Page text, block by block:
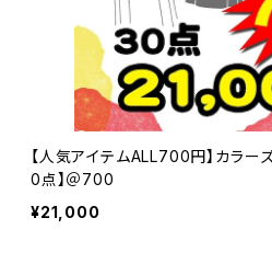
【人気アイテムALL700円】カラ
0点】＠700
¥21,000